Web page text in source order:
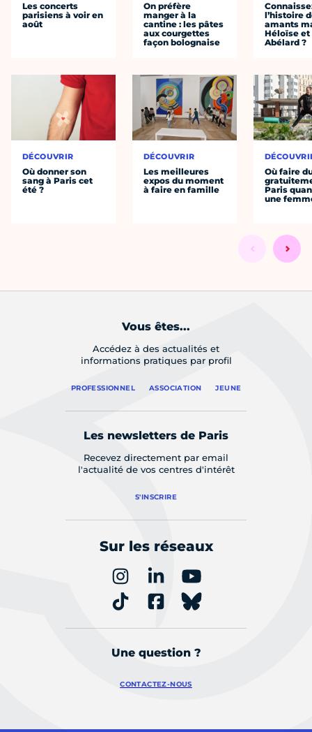
Les concerts
parisiens à voir en
août
DÉCOUVRIR
Où donner son
sang à Paris cet
été ?
On préfère
manger à la
cantine : les pâtes
aux courgettes
façon bolognaise
DÉCOUVRIR
Les meilleures
expos du moment
à faire en famille
l’histoire
amants
Héloïse et
Abélard ?
Où faire
Paris
une
Vous êtes...
Accédez à des actualités et
informations pratiques par profil
PROFESSIONNEL ASSOCIATION JEUNE
Les newsletters de Paris
Recevez directement par email
l'actualité de vos centres d'intérêt
S'INSCRIRE
Sur les réseaux
Une question ?
CONTACTEZ-NOUS